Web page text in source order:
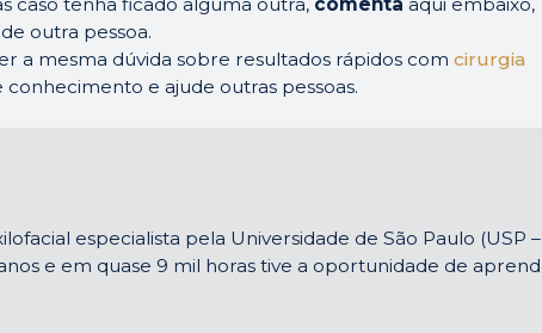
outra pessoa.
a mesma dúvida sobre resultados rápidos comcirurgia
conhecimento e ajude outras pessoas.
especialista pela Universidade de São Paulo (USP
e em quase 9 mil horas tive a oportunidade de